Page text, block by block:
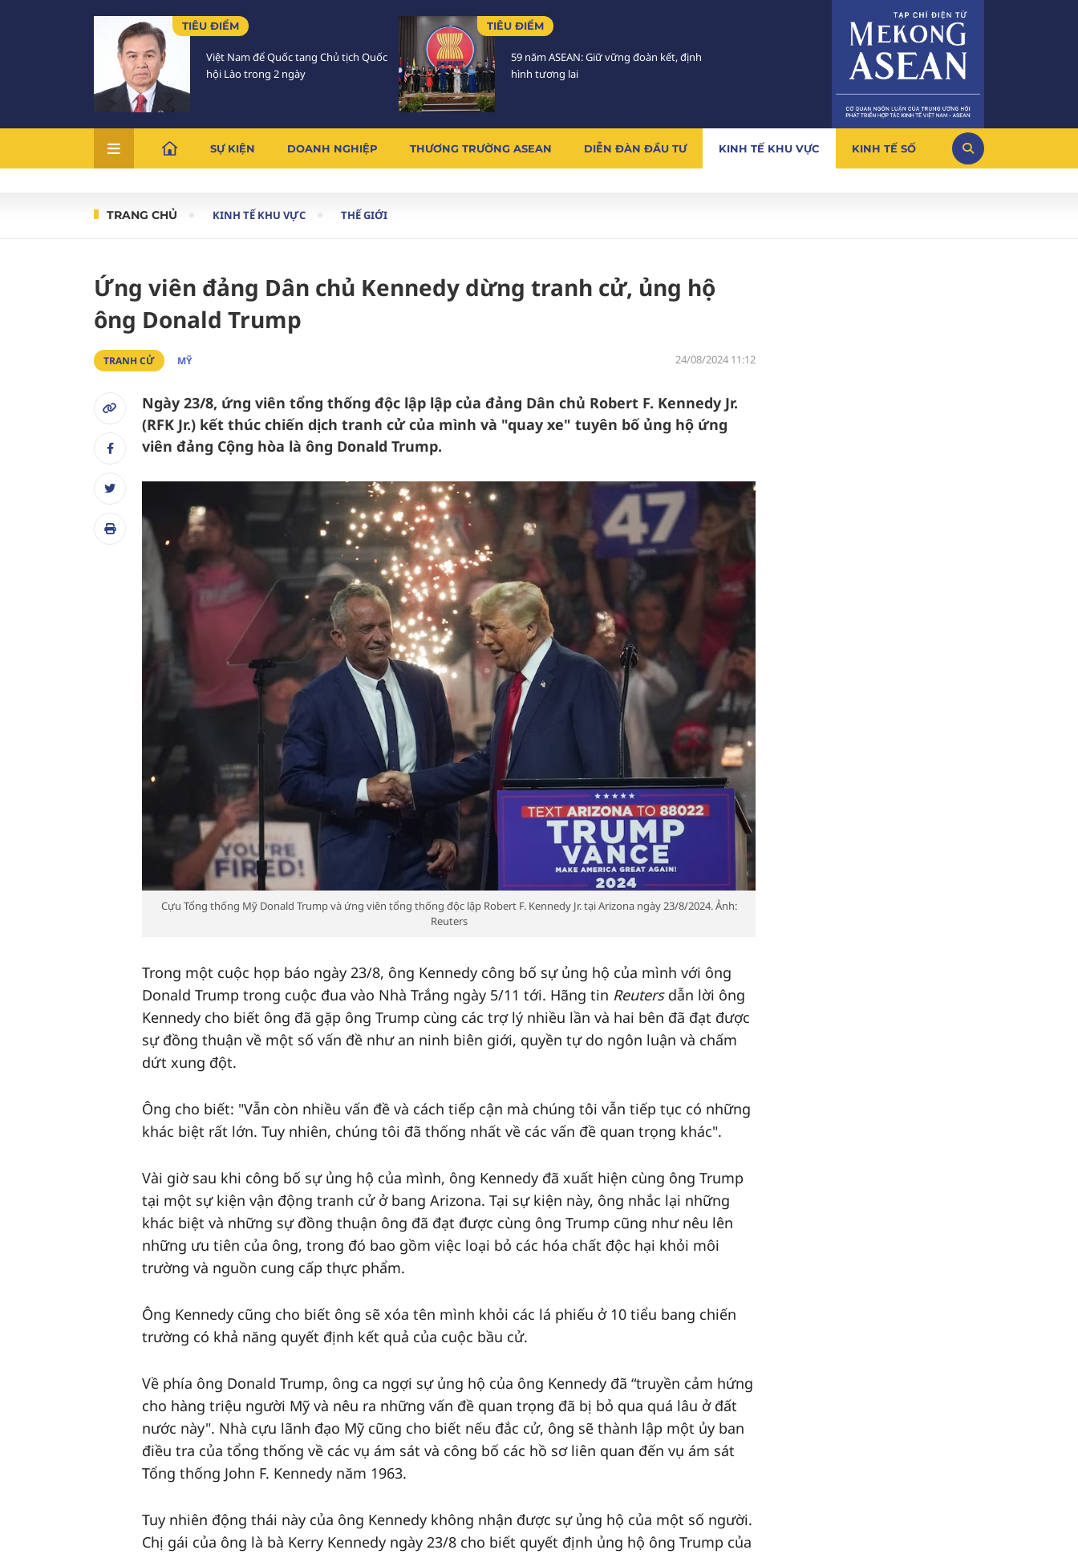
TIÊU ĐIỂM
Việt Nam để Quốc tang Chủ tịch Quốc
hội Lào trong 2 ngày
TIÊU ĐIỂM
59 năm ASEAN: Giữ vững đoàn kết, định
hình tương lai
SỰ KIỆN DOANH NGHIỆP THƯƠNG TRƯỜNG ASEAN DIỄN ĐÀN ĐẦU TƯ KINH TẾ KHU VỰC KINH TẾ SỐ
TRANG CHỦ KINH TẾ KHU VỰC THẾ GIỚI
Ứng viên đảng Dân chủ Kennedy dừng tranh cử, ủng hộ
ông Donald Trump
TRANH CỬ MỸ 24/08/2024 11:12
Ngày 23/8, ứng viên tổng thống độc lập lập của đảng Dân chủ Robert F. Kennedy Jr.
(RFK Jr.) kết thúc chiến dịch tranh cử của mình và "quay xe" tuyên bố ủng hộ ứng
viên đảng Cộng hòa là ông Donald Trump.
Cựu Tổng thống Mỹ Donald Trump và ứng viên tổng thống độc lập Robert F. Kennedy Jr. tại Arizona ngày 23/8/2024. Ảnh:
Reuters
Trong một cuộc họp báo ngày 23/8, ông Kennedy công bố sự ủng hộ của mình với ông
Donald Trump trong cuộc đua vào Nhà Trắng ngày 5/11 tới. Hãng tin Reuters dẫn lời ông
Kennedy cho biết ông đã gặp ông Trump cùng các trợ lý nhiều lần và hai bên đã đạt được
sự đồng thuận về một số vấn đề như an ninh biên giới, quyền tự do ngôn luận và chấm
dứt xung đột.
Ông cho biết: "Vẫn còn nhiều vấn đề và cách tiếp cận mà chúng tôi vẫn tiếp tục có những
khác biệt rất lớn. Tuy nhiên, chúng tôi đã thống nhất về các vấn đề quan trọng khác".
Vài giờ sau khi công bố sự ủng hộ của mình, ông Kennedy đã xuất hiện cùng ông Trump
tại một sự kiện vận động tranh cử ở bang Arizona. Tại sự kiện này, ông nhắc lại những
khác biệt và những sự đồng thuận ông đã đạt được cùng ông Trump cũng như nêu lên
những ưu tiên của ông, trong đó bao gồm việc loại bỏ các hóa chất độc hại khỏi môi
trường và nguồn cung cấp thực phẩm.
Ông Kennedy cũng cho biết ông sẽ xóa tên mình khỏi các lá phiếu ở 10 tiểu bang chiến
trường có khả năng quyết định kết quả của cuộc bầu cử.
Về phía ông Donald Trump, ông ca ngợi sự ủng hộ của ông Kennedy đã “truyền cảm hứng
cho hàng triệu người Mỹ và nêu ra những vấn đề quan trọng đã bị bỏ qua quá lâu ở đất
nước này". Nhà cựu lãnh đạo Mỹ cũng cho biết nếu đắc cử, ông sẽ thành lập một ủy ban
điều tra của tổng thống về các vụ ám sát và công bố các hồ sơ liên quan đến vụ ám sát
Tổng thống John F. Kennedy năm 1963.
Tuy nhiên động thái này của ông Kennedy không nhận được sự ủng hộ của một số người.
Chị gái của ông là bà Kerry Kennedy ngày 23/8 cho biết quyết định ủng hộ ông Trump của